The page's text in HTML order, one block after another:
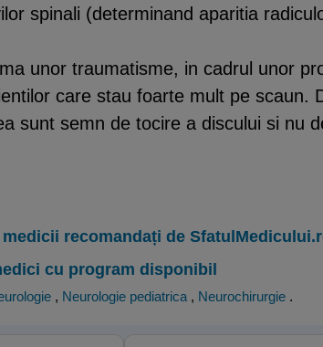
spinali (determinand aparitia
unor traumatisme, in cadrul unor
care stau foarte mult pe
sunt semn de tocire a discului si nu
recomandați de
cu program disponibil
, Neurologie pediatrica , Neurochirurgie .